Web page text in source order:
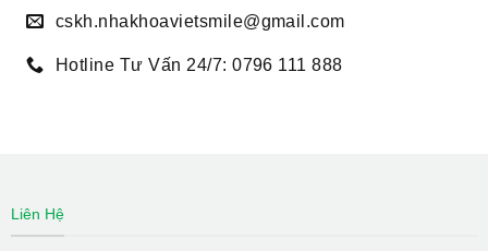
cskh.nhakhoavietsmile@gmail.com
Hotline Tư Vấn 24/7: 0796 111 888
Liên Hệ